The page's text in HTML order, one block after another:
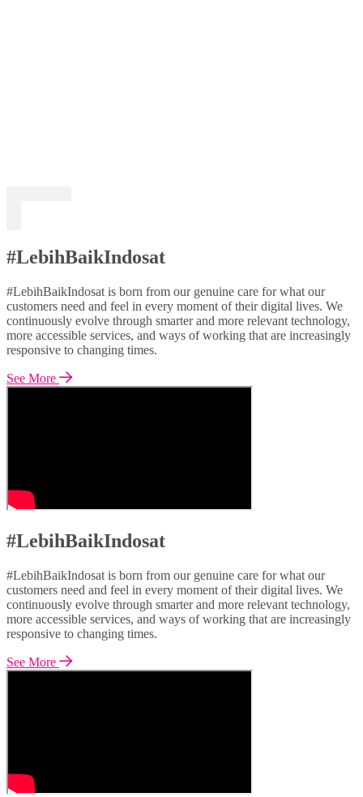
#LebihBaikIndosat
#LebihBaikIndosat is born from our genuine care for what our
customers need and feel in every moment of their digital lives. We
continuously evolve through smarter and more relevant technology,
more accessible services, and ways of working that are increasingly
responsive to changing times.
See More
#LebihBaikIndosat
#LebihBaikIndosat is born from our genuine care for what our
customers need and feel in every moment of their digital lives. We
continuously evolve through smarter and more relevant technology,
more accessible services, and ways of working that are increasingly
responsive to changing times.
See More